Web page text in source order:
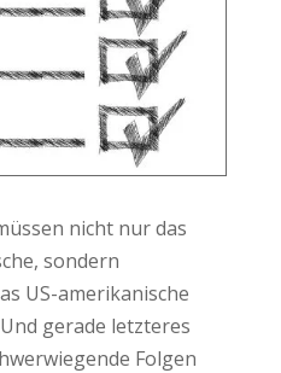
nicht nur das
sondern
US-amerikanische
gerade letzteres
Folgen